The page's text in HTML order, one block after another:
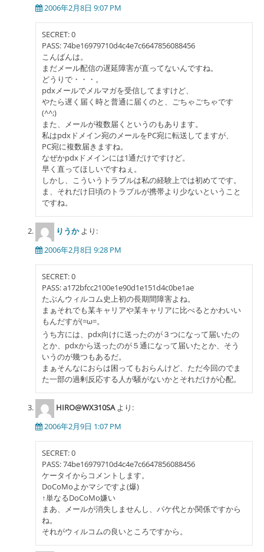
2006年2月8日 9:07 PM
SECRET: 0
PASS: 74be16979710d4c4e7c6647856088456
こんばんは。
まだメール配信の遅延障害が直ってないんですね。
どうりで・・・。
pdxメールでメルマガを受信してますけど、
やたら遅く届く時と普通に届くのと、ごちゃごちゃです
(^^;)
また、メールが複数届くというのもあります。
私はpdxドメイン宛のメールをPC宛に転送してますが、
PC宛に複数届きますね。
なぜかpdxドメインには1通だけですけど。
早く直ってほしいですねぇ。
しかし、こういうトラブルは私の経験上では初めてです。
ま、それだけ日頃のトラブルが携帯より少ないということ
ですね。
りうか より:
2006年2月8日 9:28 PM
SECRET: 0
PASS: a172bfcc2100e1e90d1e151d4c0be1ae
たぶんウィルコム史上初の長期間障害よね。
まぁそれでも某キャリアや某キャリアに比べるとかわいい
もんだすが(=ω=。
うち方には、pdx向けに送ったのが３つになって届いたの
とか、pdxから送ったのが５通になって届いたとか、そう
いうのが幾つもあるだ。
まぁそんなにおらは困ってもおらんけど、ただ今回のでま
た一部の過剰反応する人が騒がないかとそれだけが心配。
HIRO@WX310SA より:
2006年2月9日 1:07 PM
SECRET: 0
PASS: 74be16979710d4c4e7c6647856088456
ケータイからコメントします。
DoCoMoよかマシですよ(爆)
↑単なるDoCoMo嫌い
まあ、メールが消失しませんし、パケ代とか関係ですから
ね。
それがウィルコムの良いところですから。